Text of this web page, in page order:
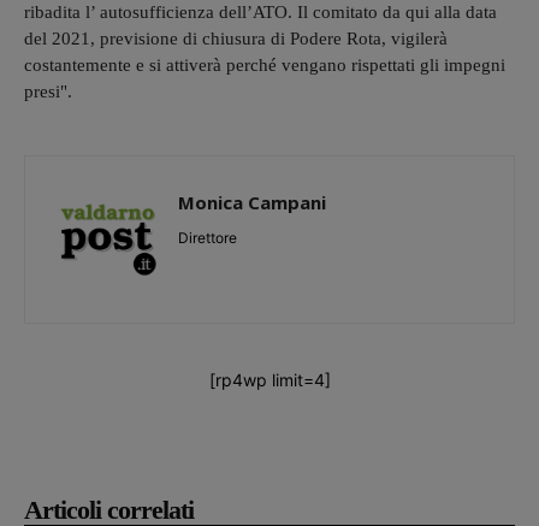
Articoli correlati
ribadita l’ autosufficienza dell’ATO. Il comitato da qui alla data
del 2021, previsione di chiusura di Podere Rota, vigilerà
costantemente e si attiverà perché vengano rispettati gli impegni
presi".
Monica Campani
Direttore
[rp4wp limit=4]